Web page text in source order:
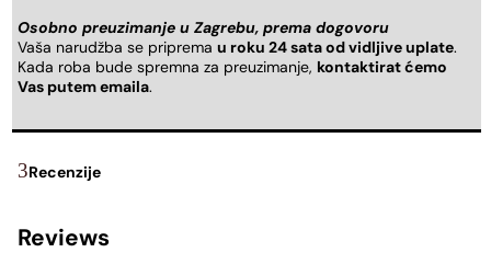
Osobno preuzimanje u Zagrebu, prema dogovoru
Vaša narudžba se priprema u roku 24 sata od vidljive uplate.
Kada roba bude spremna za preuzimanje, kontaktirat ćemo
Vas putem emaila.
Recenzije
Reviews